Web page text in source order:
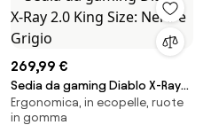
269,99 €
Sedia da gaming Diablo X-Ray
2.0 King Size: Nero e Grigio
Ergonomica, in ecopelle, ruote
in gomma